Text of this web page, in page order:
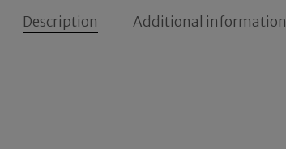
Description Additional information